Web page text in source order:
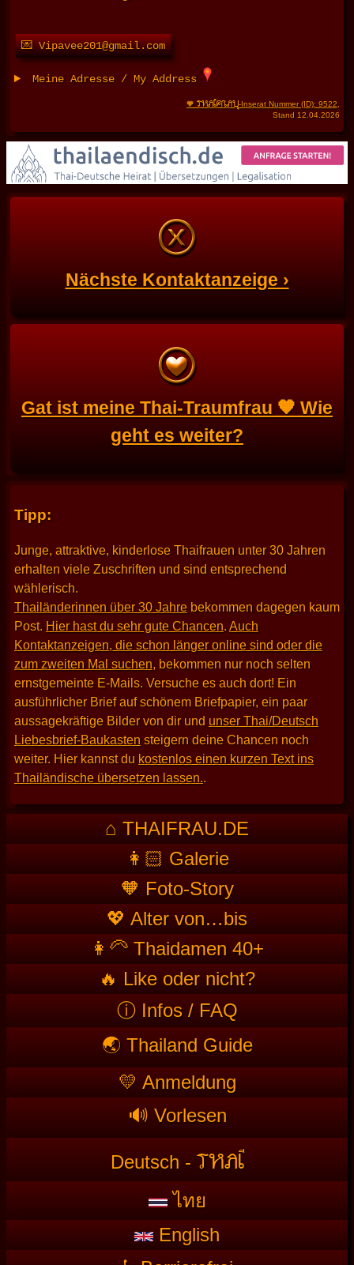
💌 Vipavee201@gmail.com
Meine Adresse / My Address
🧡 THAIFRAU-Inserat Nummer (ID): 9522
Stand 12.04.2026
Nächste Kontaktanzeige ›
Gat ist meine Thai-Traumfrau 🧡 Wie
geht es weiter?
Tipp:
Junge, attraktive, kinderlose Thaifrauen unter 30 Jahren
erhalten viele Zuschriften und sind entsprechend
wählerisch.
Thailänderinnen über 30 Jahre bekommen dagegen kaum
Post. Hier hast du sehr gute Chancen. Auch
Kontaktanzeigen, die schon länger online sind oder die
zum zweiten Mal suchen, bekommen nur noch selten
ernstgemeinte E-Mails. Versuche es auch dort! Ein
ausführlicher Brief auf schönem Briefpapier, ein paar
aussagekräftige Bilder von dir und unser Thai/Deutsch
Liebesbrief-Baukasten steigern deine Chancen noch
weiter. Hier kannst du kostenlos einen kurzen Text ins
Thailändische übersetzen lassen..
⌂ THAIFRAU.DE
👩🏻 Galerie
🧡 Foto-Story
💖 Alter von…bis
👩‍🦳 Thaidamen 40+
🔥 Like oder nicht?
ⓘ Infos / FAQ
🌏 Thailand Guide
💛 Anmeldung
🔊 Vorlesen
Deutsch - THAI
ไทย
English